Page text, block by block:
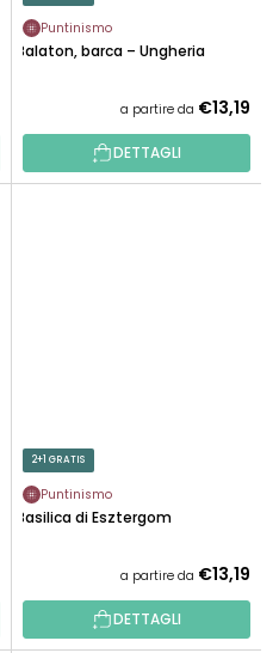
Puntinismo
Balaton, barca – Ungheria
a partire da €13,19
DETTAGLI
2+1 GRATIS
Puntinismo
Basilica di Esztergom
a partire da €13,19
DETTAGLI